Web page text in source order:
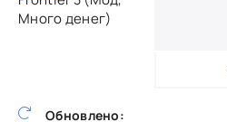
Обновлено: